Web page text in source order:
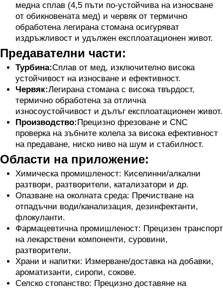
медна сплав (4,5 пъти по-устойчива на износване
от обикновената мед) и червяк от термично
обработена легирана стомана осигуряват
издръжливост и удължен експлоатационен живот.
Предавателни части:
Турбина:Сплав от мед, изключително висока
устойчивост на износване и ефективност.
Червяк:Легирана стомана с висока твърдост,
термично обработена за отлична
износоустойчивост и дълъг експлоатационен живот.
Производство:Прецизно фрезоване и CNC
проверка на зъбните колела за висока ефективност
на предаване, ниско ниво на шум и стабилност.
Области на приложение:
Химическа промишленост: Киселинни/алкални
разтвори, разтворители, катализатори и др.
Опазване на околната среда: Пречистване на
отпадъчни води/канализация, дезинфектанти,
флокуланти.
Фармацевтична промишленост: Прецизен транспорт
на лекарствени компоненти, суровини,
разтворители.
Храни и напитки: Измерване/доставка на добавки,
ароматизанти, сиропи, сокове.
Селско стопанство: Прецизно доставяне на